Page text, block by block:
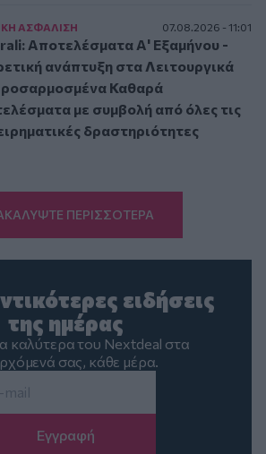
ΑΣΦAΛΙΣΗ 07.08.2026 - 11:01
Αποτελέσματα Α' Εξαμήνου -
ανάπτυξη στα Λειτουργικά
Καθαρά
με συμβολή από όλες τις
δραστηριότητες
ΠΕΡΙΣΣΟΤΕΡΑ
ειδήσεις
της ημέρας
καλύτερα του Nextdeal στα
σας, κάθε μέρα.